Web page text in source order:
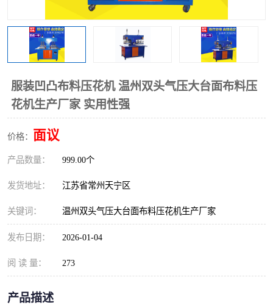
服装凹凸布料压花机 温州双头气压大台面布料压
花机生产厂家 实用性强
价格： 面议
产品数量： 999.00个
发货地址： 江苏省常州天宁区
关键词： 温州双头气压大台面布料压花机生产厂家
发布日期： 2026-01-04
阅 读 量： 273
产品描述